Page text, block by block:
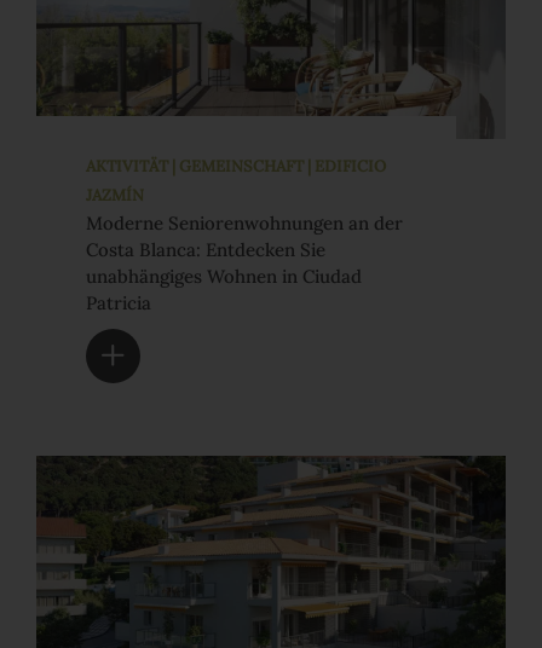
AKTIVITÄT | GEMEINSCHAFT | EDIFICIO
JAZMÍN
Moderne Seniorenwohnungen an der
Costa Blanca: Entdecken Sie
unabhängiges Wohnen in Ciudad
Patricia